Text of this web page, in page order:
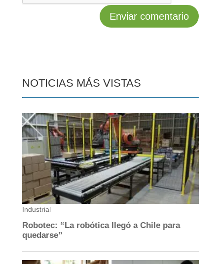
NOTICIAS MÁS VISTAS